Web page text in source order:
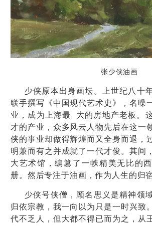
张少侠油画
少侠原本出身画坛。上世纪八十
联手撰写《中国现代艺术史》，名噪
业，成为上海最 大的房地产老板。
才的产业，众多风云人物先后在这一
侠的事业却做得辉煌而又全身而退，
明兼而有之并成就了一代才俊。其间
大艺术馆，编篡了一帙精美无比的
册。然后专注于油画，作为人生的归宿
少侠号侠僧，顾名思义是精神领
归依宗教，我一向以为只是一时兴致
代不乏人，但大都不得已而为之，从